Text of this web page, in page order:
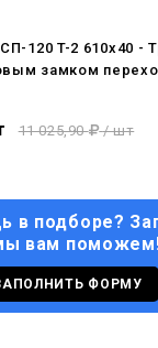
120 T-2 610x40 -
замком
11 025,90 / шт
в подборе?
вам
ФОРМУ